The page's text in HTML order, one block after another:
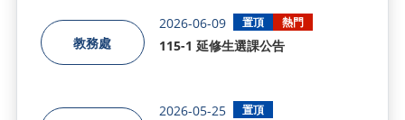
教務處
2026-06-09 置頂 熱門
115-1 延修生選課公告
2026-05-25 置頂